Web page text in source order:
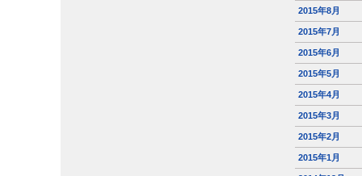
2015年8月
2015年7月
2015年6月
2015年5月
2015年4月
2015年3月
2015年2月
2015年1月